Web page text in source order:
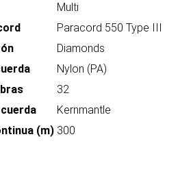
Multi
Paracord 550 Type III
Diamonds
Nylon (PA)
32
Kernmantle
(m) 300